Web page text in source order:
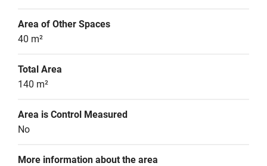
Area of Other Spaces
40 m²
Total Area
140 m²
Area is Control Measured
No
More information about the area